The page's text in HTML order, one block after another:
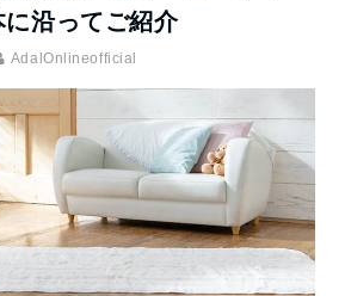
沿ってご紹介
AdalOnlineofficial